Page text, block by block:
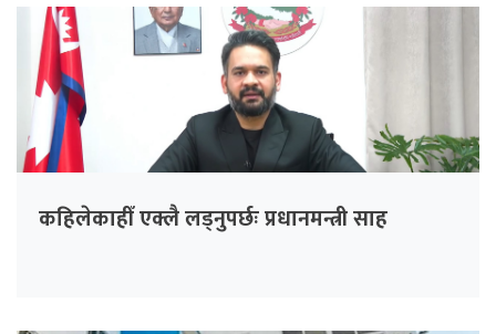
कहिलेकाहीँ एक्लै लड्नुपर्छः प्रधानमन्त्री साह